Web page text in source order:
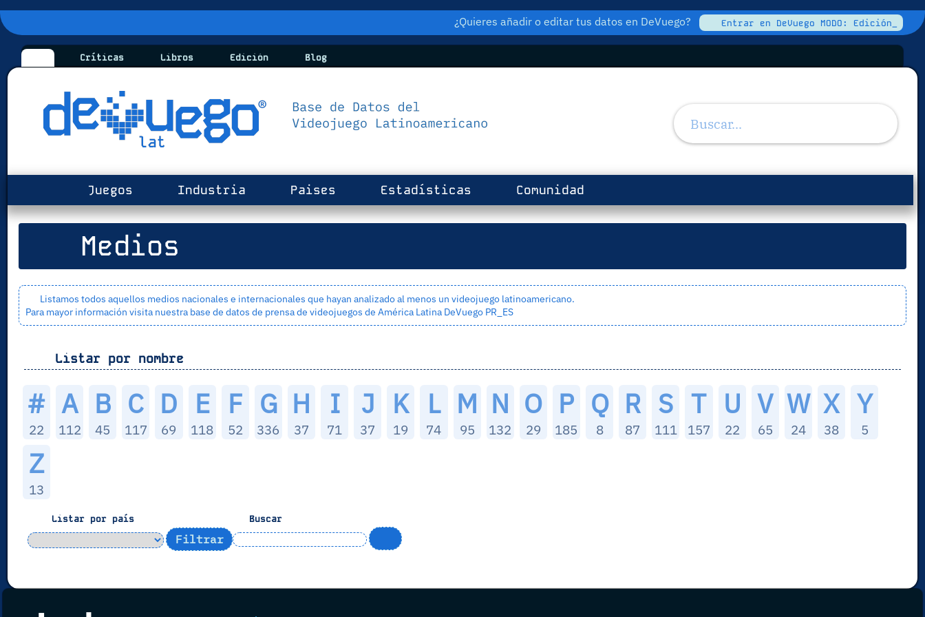
¿Quieres añadir o editar tus datos en DeVuego? Entrar en DeVuego MODO: Edición_
Críticas Libros Edición Blog
Juegos Industria Paises Estadísticas Comunidad
Medios
Listamos todos aquellos medios nacionales e internacionales que hayan analizado al menos un videojuego latinoamericano.
Para mayor información visita nuestra base de datos de prensa de videojuegos de América Latina DeVuego PR_ES
Listar por nombre
#
22
A
112
B
45
C
117
D
69
E
118
F
52
G
336
H
37
I
71
J
37
K
19
L
74
M
95
N
132
O
29
P
185
Q
8
R
87
S
111
T
157
U
22
V
65
W
24
X
38
Y
5
Z
13
Listar por país Buscar